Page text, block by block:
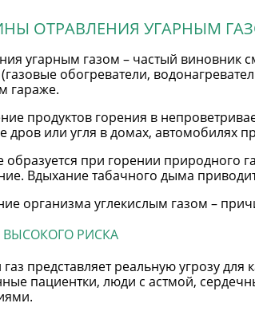
ОТРАВЛЕНИЯ УГАРНЫМ
угарным газом – частый
обогреватели,
гараже.
продуктов горения в
дров или угля в домах, автомобилях
образуется при горении природного
Вдыхание табачного дыма
организма углекислым газом –
РИСКА
представляет реальную угрозу
пациентки, люди с астмой,